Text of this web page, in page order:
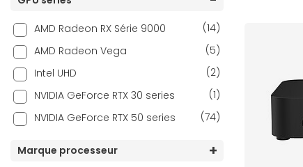
AMD Radeon RX Série 9000
(14)
AMD Radeon Vega
(5)
Intel UHD
(2)
NVIDIA GeForce RTX 30 series
(1)
NVIDIA GeForce RTX 50 series
(74)
Marque processeur